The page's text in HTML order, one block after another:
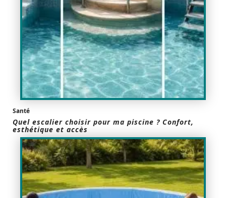
Santé
Quel escalier choisir pour ma piscine ? Confort,
esthétique et accès